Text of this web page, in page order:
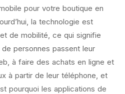
pour votre boutique en
la technologie est
de mobilité, ce qui signifie
de personnes passent leur
à faire des achats en ligne et
à partir de leur téléphone, et
pourquoi les applications de